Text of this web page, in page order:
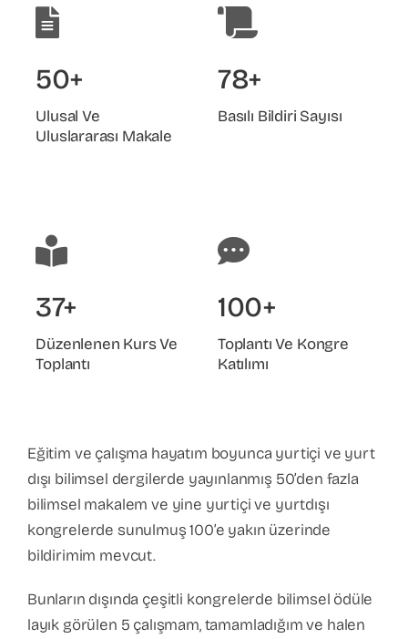
50+
Ulusal Ve
Uluslararası Makale
78+
Basılı Bildiri Sayısı
37+
Düzenlenen Kurs Ve
Toplantı
100+
Toplantı Ve Kongre
Katılımı
Eğitim ve çalışma hayatım boyunca yurtiçi ve yurt
dışı bilimsel dergilerde yayınlanmış 50’den fazla
bilimsel makalem ve yine yurtiçi ve yurtdışı
kongrelerde sunulmuş 100’e yakın üzerinde
bildirimim mevcut.
Bunların dışında çeşitli kongrelerde bilimsel ödüle
layık görülen 5 çalışmam, tamamladığım ve halen